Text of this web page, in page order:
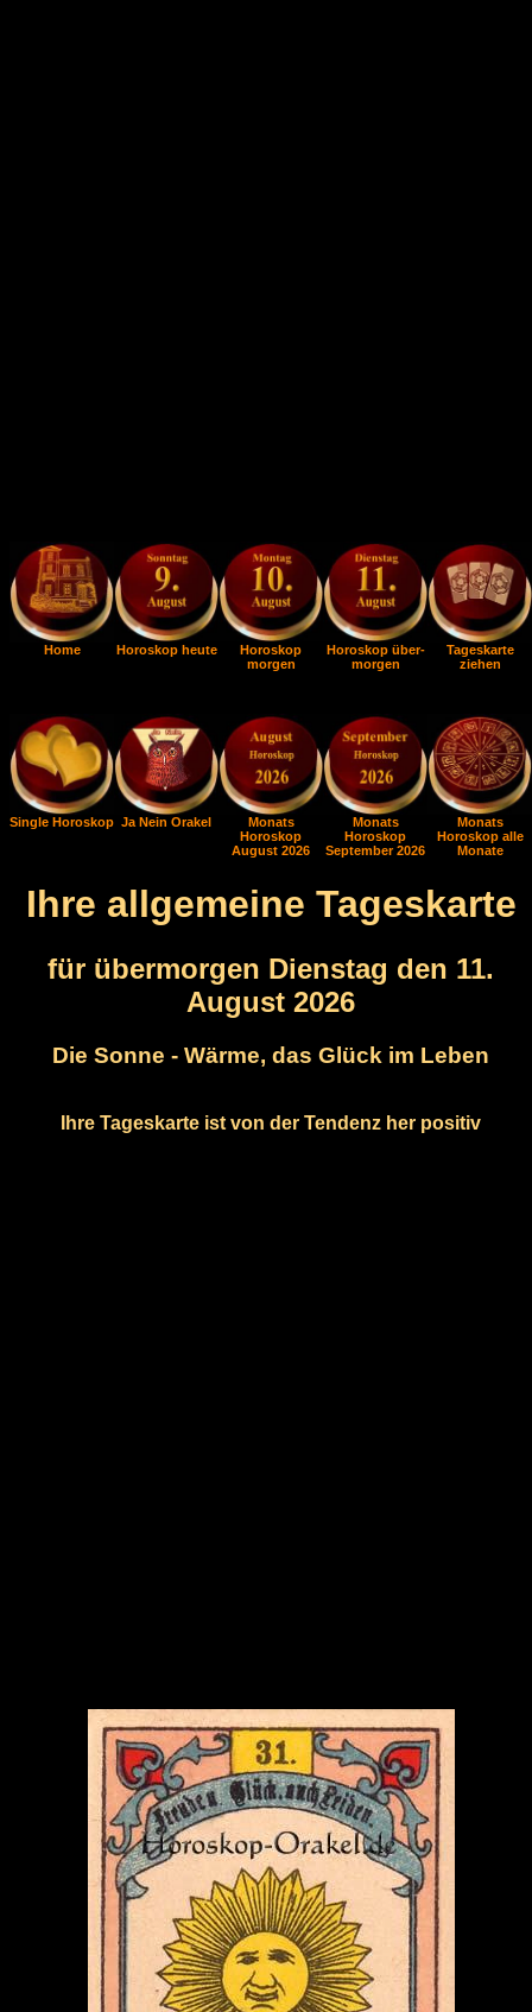
Home Horoskop heute
Horoskop
morgen
Horoskop über-
morgen
Tageskarte
ziehen
Single Horoskop Ja Nein Orakel
Monats
Horoskop
August 2026
Monats
Horoskop
September 2026
Monats
Horoskop alle
Monate
Ihre allgemeine Tageskarte
für übermorgen Dienstag den 11.
August 2026
Die Sonne - Wärme, das Glück im Leben
Ihre Tageskarte ist von der Tendenz her positiv